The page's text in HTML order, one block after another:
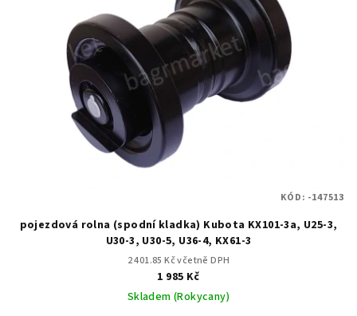
pojezdová rolna (spodní kladka) Kubota KX101-3a, U25-3,
U30-3, U30-5, U36-4, KX61-3
2 401.85 Kč včetně DPH
1 985 Kč
Skladem (Rokycany)
KÓD: -147513